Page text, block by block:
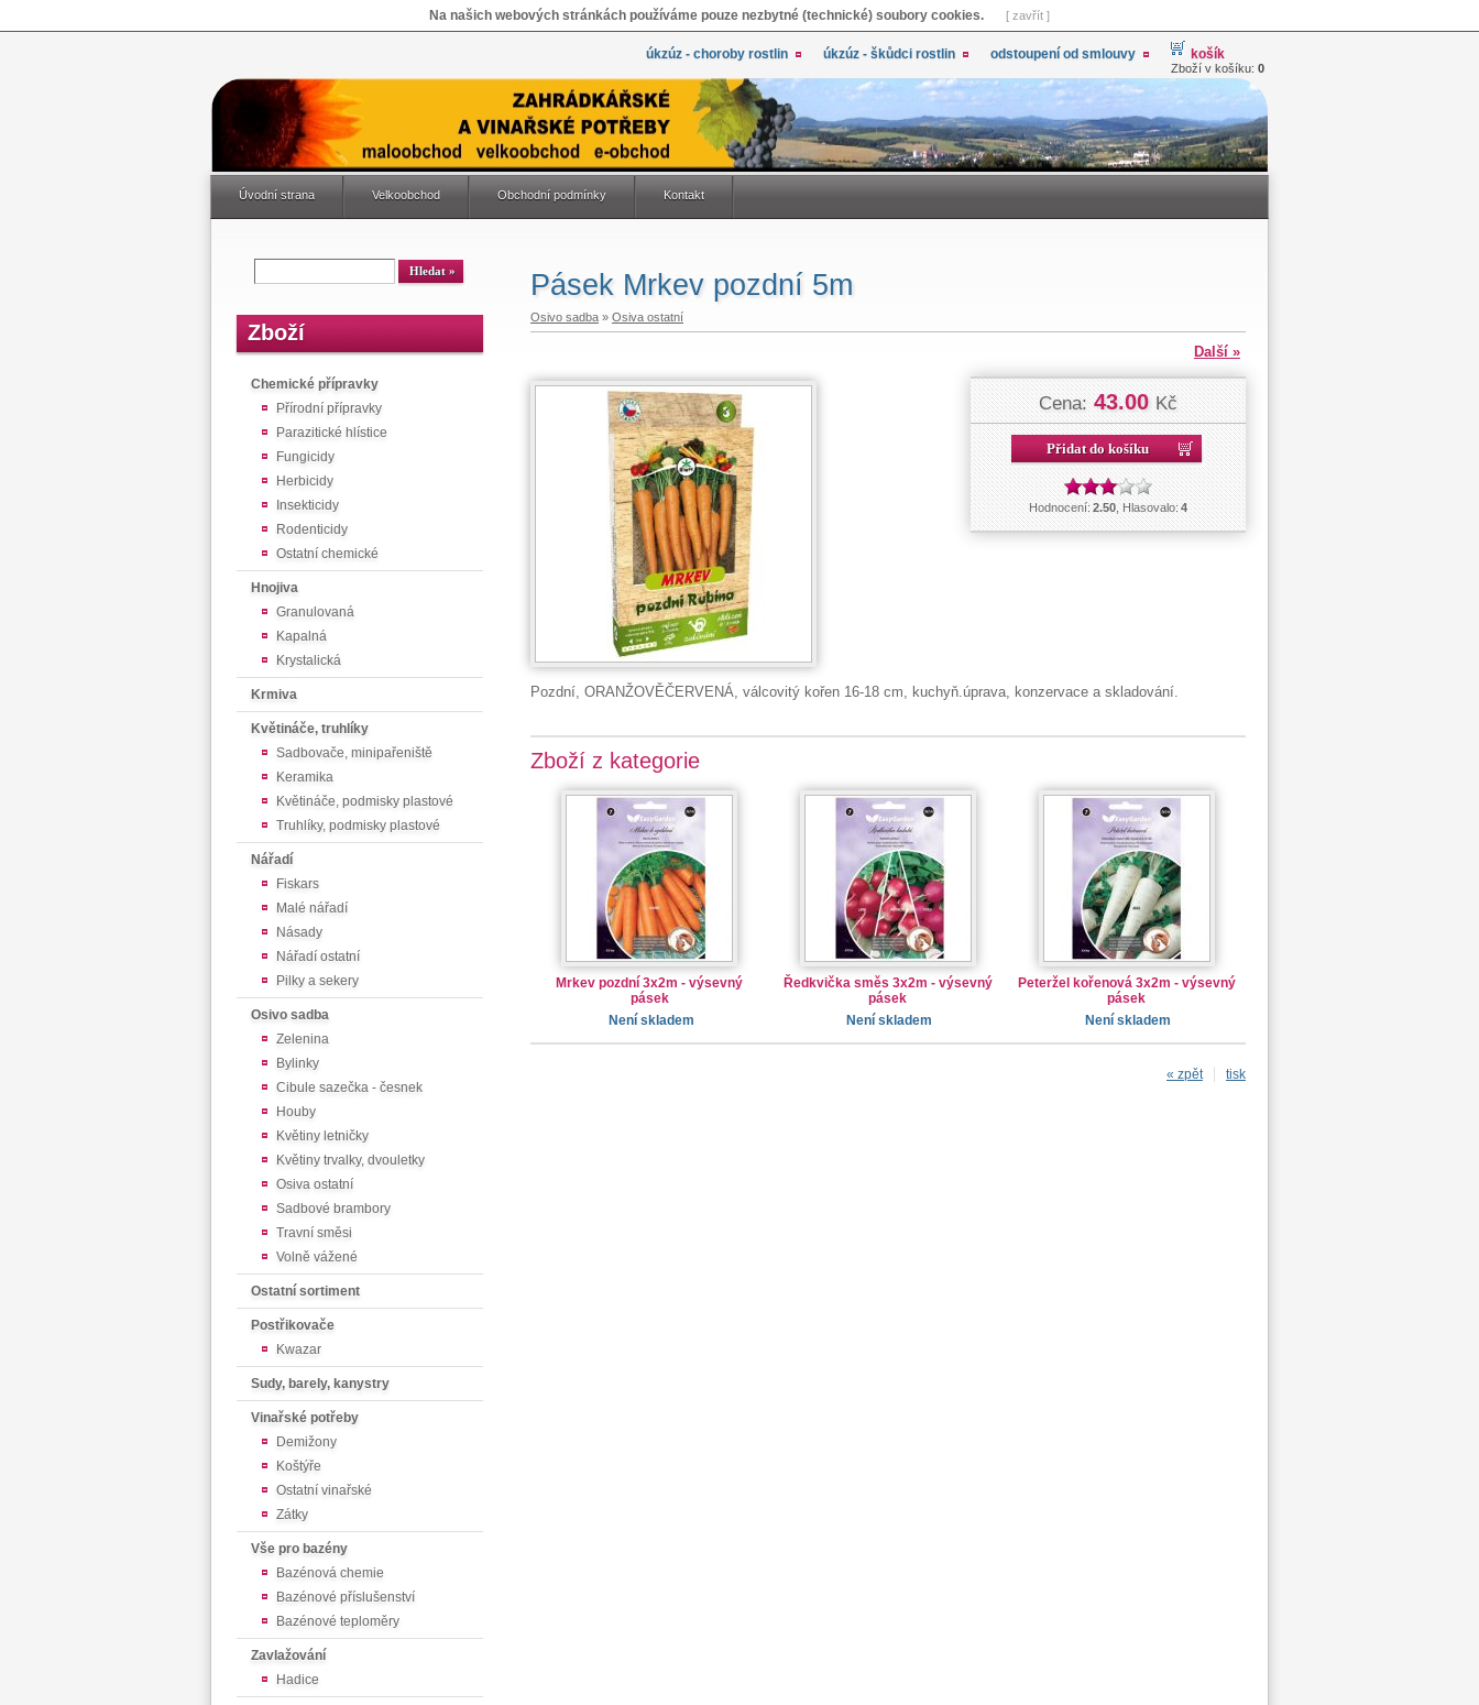
Na našich webových stránkách používáme pouze nezbytné (technické) soubory cookies. [ zavřít ]
úkzúz - choroby rostlin úkzúz - škůdci rostlin odstoupení od smlouvy košík
Zboží v košíku: 0
Úvodní strana Velkoobchod Obchodní podmínky Kontakt
Zboží
Chemické přípravky
Přírodní přípravky
Parazitické hlístice
Fungicidy
Herbicidy
Insekticidy
Rodenticidy
Ostatní chemické
Hnojiva
Granulovaná
Kapalná
Krystalická
Krmiva
Květináče, truhlíky
Sadbovače, minipařeniště
Keramika
Květináče, podmisky plastové
Truhlíky, podmisky plastové
Nářadí
Fiskars
Malé nářadí
Násady
Nářadí ostatní
Pilky a sekery
Osivo sadba
Zelenina
Bylinky
Cibule sazečka - česnek
Houby
Květiny letničky
Květiny trvalky, dvouletky
Osiva ostatní
Sadbové brambory
Travní směsi
Volně vážené
Ostatní sortiment
Postřikovače
Kwazar
Sudy, barely, kanystry
Vinařské potřeby
Demižony
Koštýře
Ostatní vinařské
Zátky
Vše pro bazény
Bazénová chemie
Bazénové příslušenství
Bazénové teploměry
Zavlažování
Hadice
Pásek Mrkev pozdní 5m
Osivo sadba » Osiva ostatní
Další »
Cena: 43.00 Kč
Hodnocení:2.50, Hlasovalo:4
Pozdní, ORANŽOVĚČERVENÁ, válcovitý kořen 16-18 cm, kuchyň.úprava, konzervace a skladování.
Zboží z kategorie
Mrkev pozdní 3x2m - výsevný
pásek
Není skladem
Ředkvička směs 3x2m - výsevný
pásek
Není skladem
Peteržel kořenová 3x2m - výsevný
pásek
Není skladem
tisk
« zpět